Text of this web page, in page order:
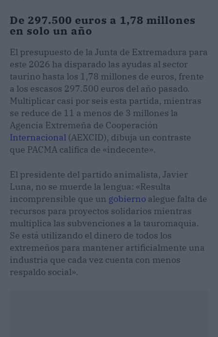
De 297.500 euros a 1,78 millones
en solo un año
El presupuesto de la Junta de Extremadura para
este 2026 ha disparado las ayudas al sector
taurino hasta los 1,78 millones de euros, frente
a los escasos 297.500 euros del año pasado.
Multiplicar casi por seis esta partida, mientras
se reduce de 11 a menos de 3 millones la
Agencia Extremeña de Cooperación
Internacional (AEXCID), dibuja un contraste
que PACMA califica de «indecente».
El presidente del partido animalista, Javier
Luna, no se muerde la lengua: «Resulta
incomprensible que un gobierno alegue falta de
recursos para proyectos solidarios mientras
multiplica las subvenciones a la tauromaquia.
Se está utilizando el dinero de todos los
extremeños para mantener artificialmente una
industria que cada vez cuenta con menos
respaldo social».